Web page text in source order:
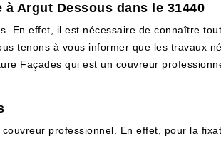
Argut Dessous dans le 31440
En effet, il est nécessaire de connaître
tenons à vous informer que les travaux
Façades qui est un couvreur
professionnel. En effet, pour la